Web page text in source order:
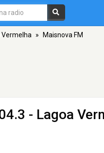
Vermelha » Maisnova FM
- Lagoa